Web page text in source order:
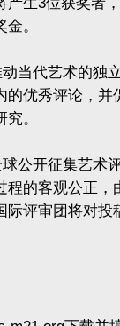
。
当代艺术的独
的优秀评论，并
。
公开征集艺术
程的客观公正，
际评审团将对投